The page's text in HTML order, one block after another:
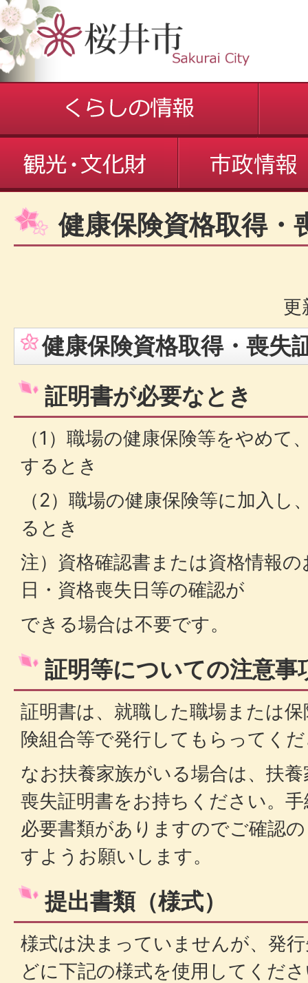
健康保険資格取得・
更
健康保険資格取得・喪失
証明書が必要なとき
（1）職場の健康保険等をやめて
するとき
（2）職場の健康保険等に加入し
るとき
注）資格確認書または資格情報
日・資格喪失日等の確認が
できる場合は不要です。
証明等についての注意事
証明書は、就職した職場または
険組合等で発行してもらってく
なお扶養家族がいる場合は、扶
喪失証明書をお持ちください。
必要書類がありますのでご確認
すようお願いします。
提出書類（様式）
様式は決まっていませんが、発
どに下記の様式を使用してくだ